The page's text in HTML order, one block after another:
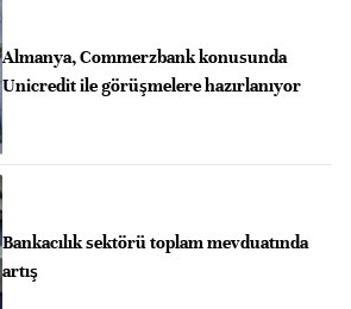
Almanya, Commerzbank konusunda
Unicredit ile görüşmelere hazırlanıyor
Bankacılık sektörü toplam mevduatında
artış